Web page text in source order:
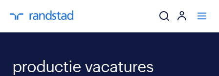
productie vacatures